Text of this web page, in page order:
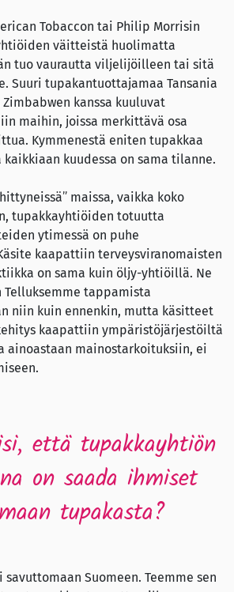
Tobaccon tai Philip Morrisin
väitteistä huolimatta
tuo vaurautta viljelijöilleen tai sitä
tupakantuottajamaa Tansania
kanssa kuuluvat
maihin, joissa merkittävä osa
Kymmenestä eniten tupakkaa
kuudessa on sama tilanne.
maissa, vaikka koko
tupakkayhtiöiden totuutta
ytimessä on puhe
kaapattiin terveysviranomaisten
on sama kuin öljy-yhtiöillä. Ne
tappamista
niin kuin ennenkin, mutta käsitteet
kaapattiin ympäristöjärjestöiltä
ainoastaan mainostarkoituksiin, ei
että tupakkayhtiön
on saada ihmiset
tupakasta?
Suomeen. Teemme sen